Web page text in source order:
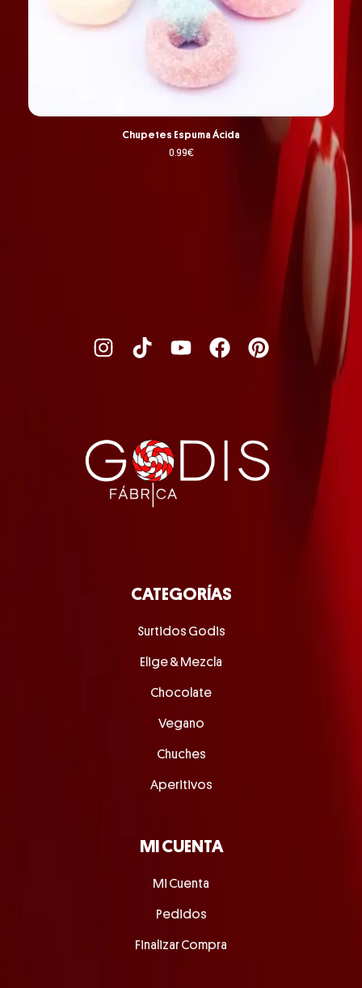
Chupetes Espuma Ácida
0.99€
CATEGORÍAS
Surtidos Godis
Elige & Mezcla
Chocolate
Vegano
Chuches
Aperitivos
MI CUENTA
Mi Cuenta
Pedidos
Finalizar Compra